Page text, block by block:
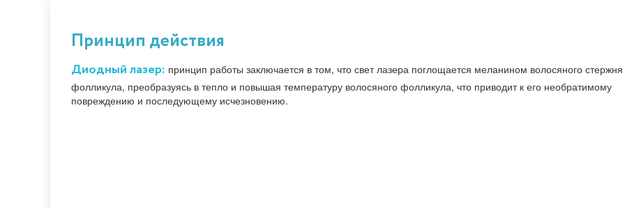
Принцип действия
Диодный лазер: принцип работы заключается в том, что свет лазера поглощается меланином волосяного
фолликула, преобразуясь в тепло и повышая температуру волосяного фолликула, что приводит к его необратимому
повреждению и последующему исчезновению.